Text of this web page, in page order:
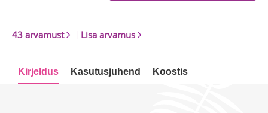
43 arvamust | Lisa arvamus
Kirjeldus Kasutusjuhend Koostis